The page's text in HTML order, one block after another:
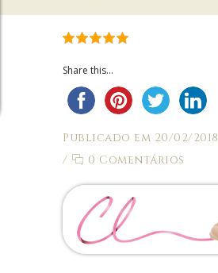
Share this...
Publicado em 20/02/2018
/
0 Comentários